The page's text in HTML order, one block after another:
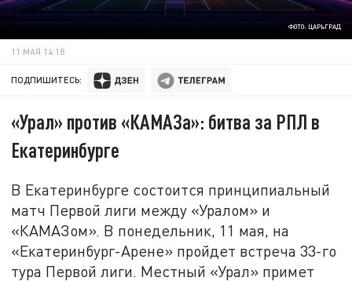
ФОТО: ЦАРЬГРАД
11 МАЯ 14:18
ПОДПИШИТЕСЬ:
«Урал» против «КАМАЗа»: битва за РПЛ в
Екатеринбурге
В Екатеринбурге состоится принципиальный
матч Первой лиги между «Уралом» и
«КАМАЗом». В понедельник, 11 мая, на
«Екатеринбург-Арене» пройдет встреча 33-го
тура Первой лиги. Местный «Урал» примет